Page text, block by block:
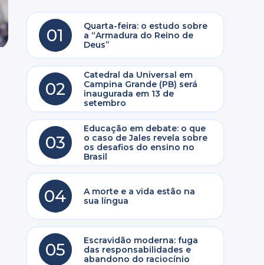
01
Quarta-feira: o estudo sobre
a “Armadura do Reino de
Deus”
02
Catedral da Universal em
Campina Grande (PB) será
inaugurada em 13 de
setembro
03
Educação em debate: o que
o caso de Jales revela sobre
os desafios do ensino no
Brasil
04
A morte e a vida estão na
sua língua
05
Escravidão moderna: fuga
das responsabilidades e
abandono do raciocínio